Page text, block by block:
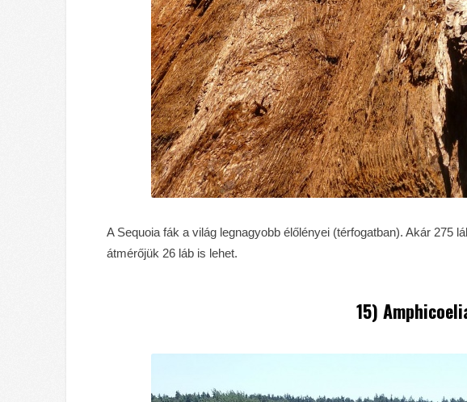
A Sequoia fák a világ legnagyobb élőlényei (térfogatban). Akár 275
átmérőjük 26 láb is lehet.
15)